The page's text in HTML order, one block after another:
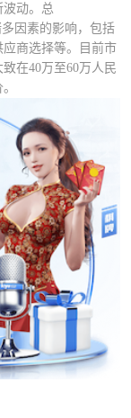
动。总
因素的影响，包括
商选择等。目前市
在40万至60万人民